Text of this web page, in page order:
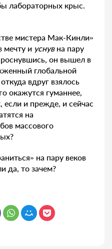
лабораторных крыс.
мистера Мак-Кинли»
мечту и уснувна пару
он вышел в
глобальной
вдруг взялось
окажутся гуманнее,
и прежде, и сейчас
на
массового
на пару веков
да, то зачем?